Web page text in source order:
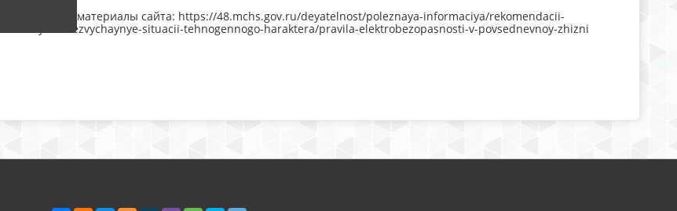
Использованы материалы сайта: https://48.mchs.gov.ru/deyatelnost/poleznaya-informaciya/rekomendacii-
naseleniyu/chrezvychaynye-situacii-tehnogennogo-haraktera/pravila-elektrobezopasnosti-v-povsednevnoy-zhizni